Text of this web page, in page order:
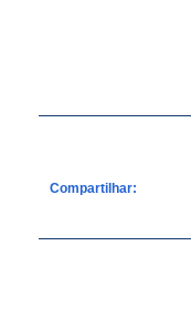
Compartilhar: